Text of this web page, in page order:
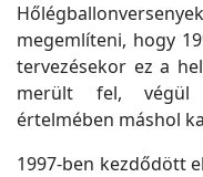
megemlíteni, hogy
tervezésekor ez a
merült fel, végül
értelmében máshol
1997-ben kezdődött